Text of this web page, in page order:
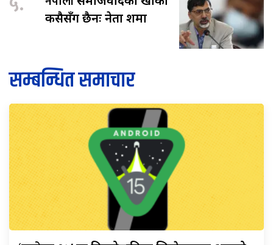
कसैसँग छैनः नेता शर्मा
सम्बन्धित समाचार